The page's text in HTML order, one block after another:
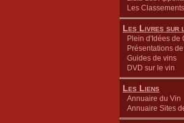
Les
Les Livres sur
Plein d'Idées de
Présentations
Guides de vins
DVD sur le vin
Les Liens
Annuaire du Vin
Annuaire Sites